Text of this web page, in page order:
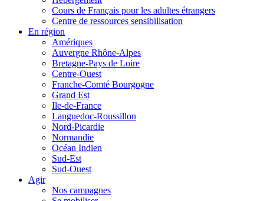
Cours de Français pour les adultes étrangers
Centre de ressources sensibilisation
En région
Amériques
Auvergne Rhône-Alpes
Bretagne-Pays de Loire
Centre-Ouest
Franche-Comté Bourgogne
Grand Est
Ile-de-France
Languedoc-Roussillon
Nord-Picardie
Normandie
Océan Indien
Sud-Est
Sud-Ouest
Agir
Nos campagnes